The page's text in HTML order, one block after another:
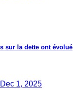
sur la dette ont évolué
Dec 1, 2025